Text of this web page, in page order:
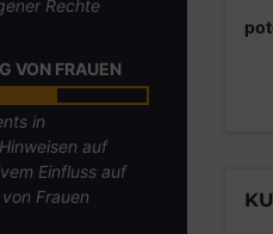
Rechte
VON FRAUEN
in
auf
Einfluss auf
Frauen